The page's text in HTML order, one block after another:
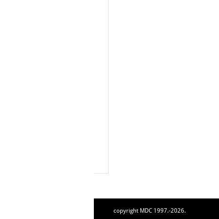
copyright MDC 1997.-2026.